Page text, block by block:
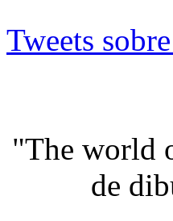
Tweets
"The world
de